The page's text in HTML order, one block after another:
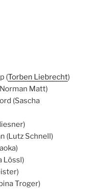
(Torben Liebrecht)
Matt)
(Sascha
(Lutz Schnell)
Lössl)
Troger)